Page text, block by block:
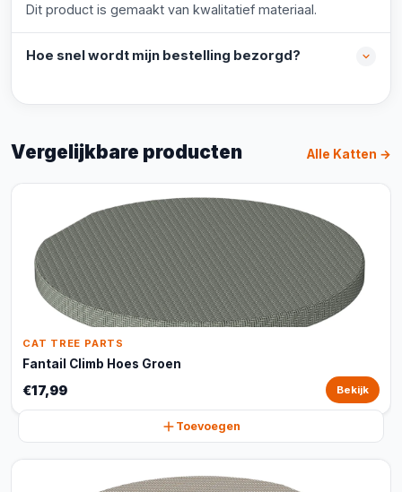
Dit product is gemaakt van kwalitatief materiaal.
Hoe snel wordt mijn bestelling bezorgd?
Vergelijkbare producten Alle Katten →
CAT TREE PARTS
Fantail Climb Hoes Groen
€17,99 Bekijk
Toevoegen